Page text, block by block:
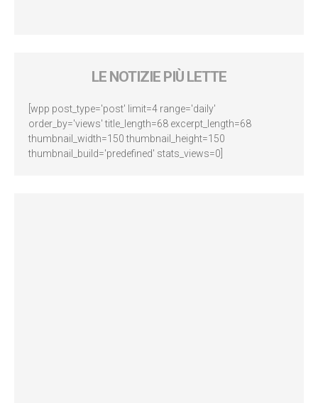
LE NOTIZIE PIÙ LETTE
[wpp post_type='post' limit=4 range='daily'
order_by='views' title_length=68 excerpt_length=68
thumbnail_width=150 thumbnail_height=150
thumbnail_build='predefined' stats_views=0]